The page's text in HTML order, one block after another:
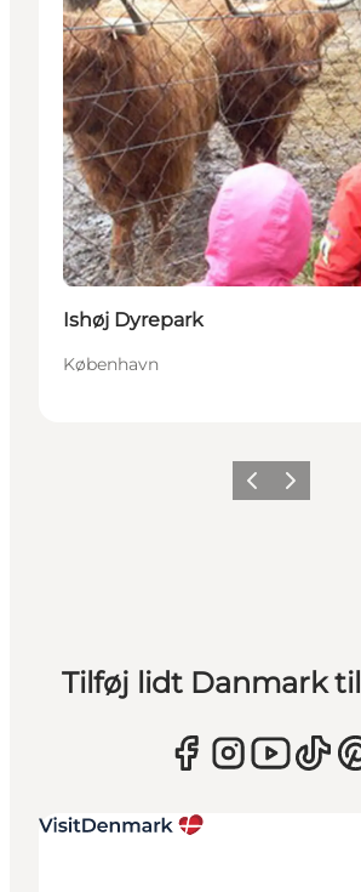
Ishøj Dyrepark
København
ForrigeNæste
Tilføj lidt Danmark